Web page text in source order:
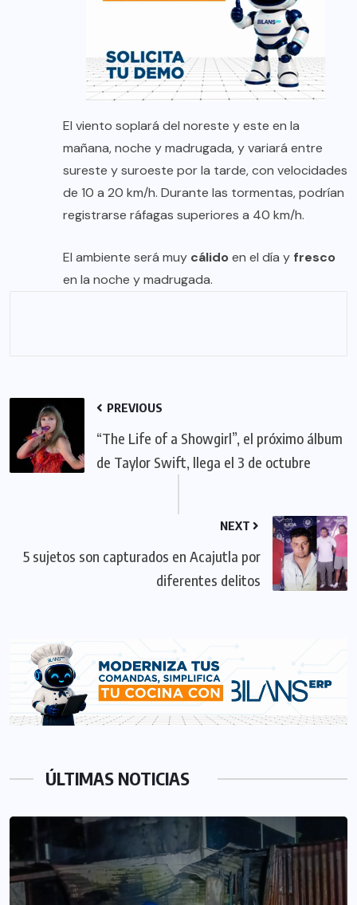
El viento soplará del noreste y este en la
mañana, noche y madrugada, y variará entre
sureste y suroeste por la tarde, con velocidades
de 10 a 20 km/h. Durante las tormentas, podrían
registrarse ráfagas superiores a 40 km/h.
El ambiente será muy cálidoen el día y fresco
en la noche y madrugada.
PREVIOUS
“The Life of a Showgirl”, el próximo álbum
de Taylor Swift, llega el 3 de octubre
NEXT
5 sujetos son capturados en Acajutla por
diferentes delitos
ÚLTIMAS NOTICIAS